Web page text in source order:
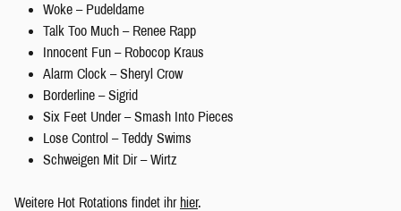
Woke – Pudeldame
Talk Too Much – Renee Rapp
Innocent Fun – Robocop Kraus
Alarm Clock – Sheryl Crow
Borderline – Sigrid
Six Feet Under – Smash Into Pieces
Lose Control – Teddy Swims
Schweigen Mit Dir – Wirtz
Weitere Hot Rotations findet ihr hier.